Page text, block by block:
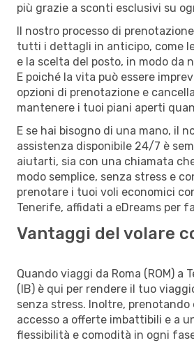
più grazie a sconti esclusivi su
Il nostro processo di
tutti i dettagli in anticipo, come
e la scelta del posto, in modo da
E poiché la vita può essere
opzioni di prenotazione e
mantenere i tuoi piani aperti
E se hai bisogno di una mano, il
assistenza disponibile 24/7 è
aiutarti, sia con una chiamata
modo semplice, senza stress e
prenotare i tuoi voli economici
Tenerife, affidati a eDreams per
Vantaggi del volare
Quando viaggi da Roma (ROM) a
(IB) è qui per rendere il tuo
senza stress. Inoltre, prenotando
accesso a offerte imbattibili e a
flessibilità e comodità in ogni